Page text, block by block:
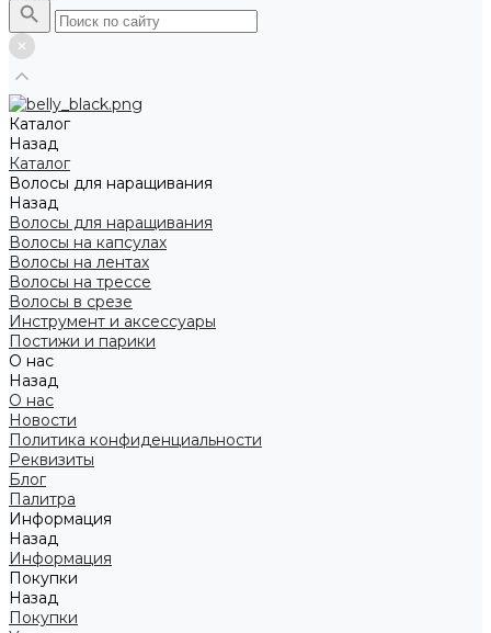
Каталог
Назад
Каталог
Волосы для наращивания
Назад
Волосы для наращивания
Волосы на капсулах
Волосы на лентах
Волосы на трессе
Волосы в срезе
Инструмент и аксессуары
Постижи и парики
О нас
Назад
О нас
Новости
Политика конфиденциальности
Реквизиты
Блог
Палитра
Информация
Назад
Информация
Покупки
Назад
Покупки